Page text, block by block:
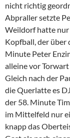
nicht richtig
Abpraller setzte
Weildorf hatte nur
Kopfball, der über
Minute Peter
alleine vor
Gleich nach der
die Querlatte es
der 58. Minute
im Mittelfeld nur
knapp das